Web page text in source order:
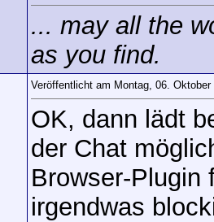
... may all the
as you find.
Veröffentlicht am Montag, 06.
OK, dann lädt
der Chat
Browser-Plugin
irgendwas